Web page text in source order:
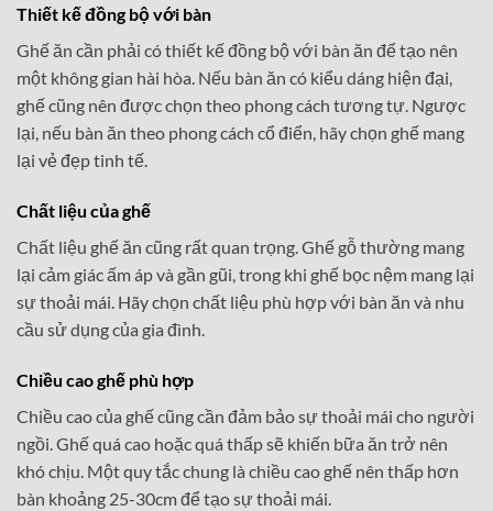
Thiết kế đồng bộ với bàn
Ghế ăn cần phải có thiết kế đồng bộ với bàn ăn để tạo nên
một không gian hài hòa. Nếu bàn ăn có kiểu dáng hiện đại,
ghế cũng nên được chọn theo phong cách tương tự. Ngược
lại, nếu bàn ăn theo phong cách cổ điển, hãy chọn ghế mang
lại vẻ đẹp tinh tế.
Chất liệu của ghế
Chất liệu ghế ăn cũng rất quan trọng. Ghế gỗ thường mang
lại cảm giác ấm áp và gần gũi, trong khi ghế bọc nệm mang lại
sự thoải mái. Hãy chọn chất liệu phù hợp với bàn ăn và nhu
cầu sử dụng của gia đình.
Chiều cao ghế phù hợp
Chiều cao của ghế cũng cần đảm bảo sự thoải mái cho người
ngồi. Ghế quá cao hoặc quá thấp sẽ khiến bữa ăn trở nên
khó chịu. Một quy tắc chung là chiều cao ghế nên thấp hơn
bàn khoảng 25-30cm để tạo sự thoải mái.